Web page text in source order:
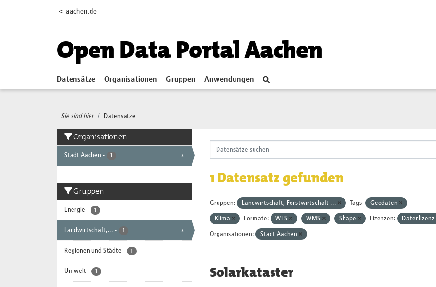
< aachen.de
Open Data Portal Aachen
Datensätze Organisationen Gruppen Anwendungen
Sie sind hier Datensätze
Organisationen
Stadt Aachen - 1 x
Gruppen
Energie - 1
Landwirtschaft,... - 1 x
Regionen und Städte - 1
Umwelt - 1
1 Datensatz gefunden
Gruppen: Landwirtschaft, Forstwirtschaft ... Tags: Geodaten
Klima Formate: WFS WMS Shape Lizenzen:
Organisationen: Stadt Aachen
Solarkataster